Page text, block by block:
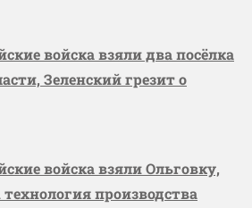
войска взяли два посёлка
Зеленский грезит о
войска взяли Ольговку,
производства